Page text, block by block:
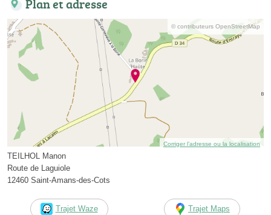
Plan et adresse
© contributeurs OpenStreetMap
Corriger l’adresse ou la localisation
TEILHOL Manon
Route de Laguiole
12460 Saint-Amans-des-Cots
Trajet Waze Trajet Maps